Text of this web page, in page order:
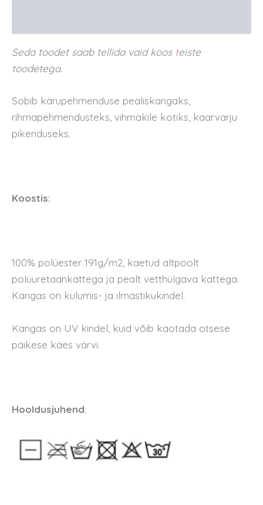
Seda toodet saab tellida vaid koos teiste
toodetega.
Sobib kärupehmenduse pealiskangaks,
rihmapehmendusteks, vihmakile kotiks, kaarvarju
pikenduseks.
Koostis:
100% polüester 191g/m2, kaetud altpoolt
polüuretaankattega ja pealt vetthülgava kattega.
Kangas on kulumis- ja ilmastikukindel.
Kangas on UV kindel, kuid võib kaotada otsese
päikese käes värvi.
Hooldusjuhend: